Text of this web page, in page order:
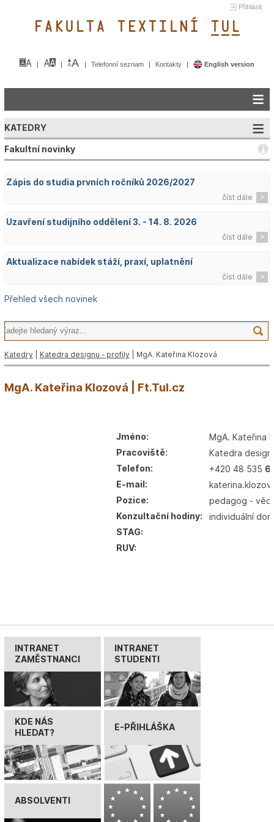
Přihlásit
FAKULTA TEXTILNÍ TUL&
Telefonní seznam Kontakty English version
KATEDRY
Fakultní novinky
Zápis do studia prvních ročníků 2026/2027
číst dále
Uzavření studijního oddělení 3. - 14. 8. 2026
číst dále
Aktualizace nabídek stáží, praxí, uplatnění
číst dále
Přehled všech novinek
Katedry Katedra designu - profily | MgA. Kateřina Klozová
MgA. Kateřina Klozová | Ft.Tul.cz
Jméno:
MgA. Kateřina
Pracoviště:
Katedra
Telefon:
+420 48 535
E-mail:
Pozice:
pedagog -
Konzultační hodiny:
individuální
STAG:
RUV:
INTRANET
ZAMĚSTNANCI
INTRANET
STUDENTI
KDE NÁS
HLEDAT?
E-PŘIHLÁŠKA
ABSOLVENTI